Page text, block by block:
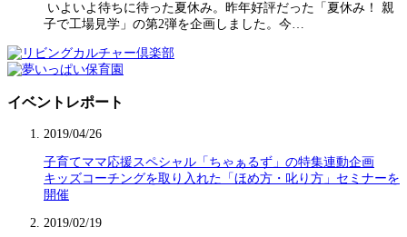
いよいよ待ちに待った夏休み。昨年好評だった「夏休み！ 親
子で工場見学」の第2弾を企画しました。今…
イベントレポート
2019/04/26
子育てママ応援スペシャル「ちゃぁるず」の特集連動企画
キッズコーチングを取り入れた「ほめ方・叱り方」セミナーを
開催
2019/02/19